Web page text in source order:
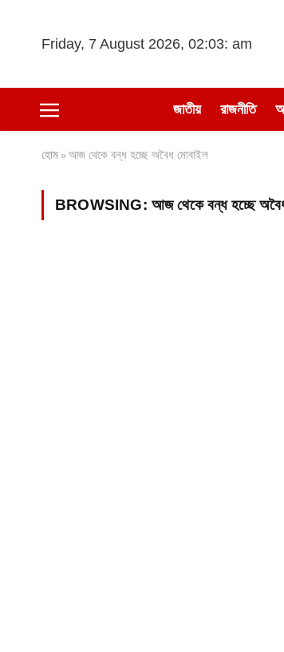
Friday, 7 August 2026, 02:03: am
জাতীয় রাজনীতি
হোম » আজ থেকে বন্ধ হচ্ছে অবৈধ মোবাইল
BROWSING: আজ থেকে বন্ধ হচ্ছে